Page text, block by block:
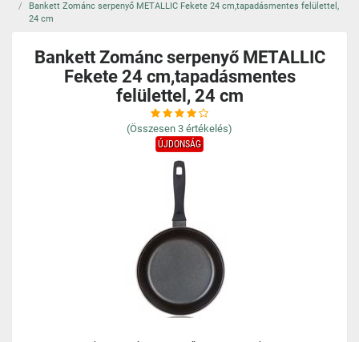
Bankett Zománc serpenyő METALLIC Fekete 24 cm,tapadásmentes felülettel,
24 cm
Bankett Zománc serpenyő METALLIC
Fekete 24 cm,tapadásmentes
felülettel, 24 cm
(Összesen 3 értékelés)
ÚJDONSÁG